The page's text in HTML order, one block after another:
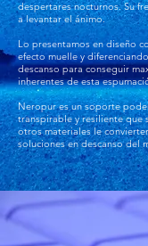
despertares nocturnos. Su
a levantar el ánimo.
Lo presentamos en diseño
efecto muelle y
descanso para conseguir
inherentes de esta
Neropur es un soporte
transpirable y resiliente que
otros materiales le
soluciones en descanso del